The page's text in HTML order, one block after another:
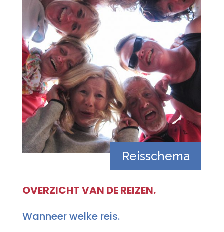
Reisschema
OVERZICHT VAN DE REIZEN.
Wanneer welke reis.